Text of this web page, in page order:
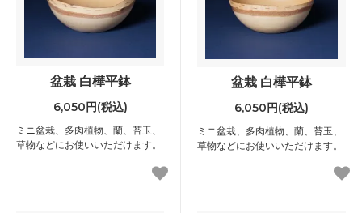
盆栽 白樺平鉢
6,050円(税込)
ミニ盆栽、多肉植物、蘭、苔玉、
草物などにお使いいただけます。
盆栽 白樺平鉢
6,050円(税込)
ミニ盆栽、多肉植物、蘭、苔玉、
草物などにお使いいただけます。